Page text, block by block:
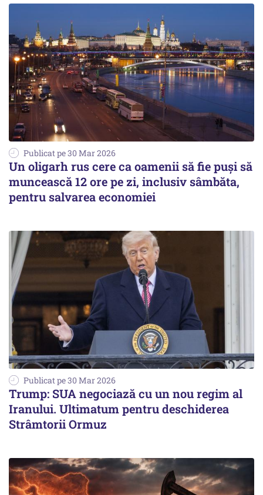
Publicat pe 30 Mar 2026
Un oligarh rus cere ca oamenii să fie puși să
muncească 12 ore pe zi, inclusiv sâmbăta,
pentru salvarea economiei
Publicat pe 30 Mar 2026
Trump: SUA negociază cu un nou regim al
Iranului. Ultimatum pentru deschiderea
Strâmtorii Ormuz